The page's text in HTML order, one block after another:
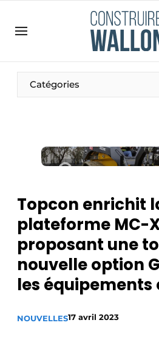
Emploi
Enregistrer une offre
Meest gelezen
Podcasts
Privacy / Cookie statement
S’inscrire à l’événement
S’inscrire
Termes et conditions
Catégories
Topcon enrichit
plateforme MC-
proposant une
nouvelle option
les
NOUVELLES17 avril 2023